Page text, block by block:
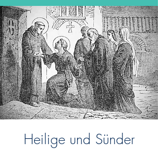
Heilige und Sünder